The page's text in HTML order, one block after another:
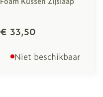
€ 33,50
Niet beschikbaar